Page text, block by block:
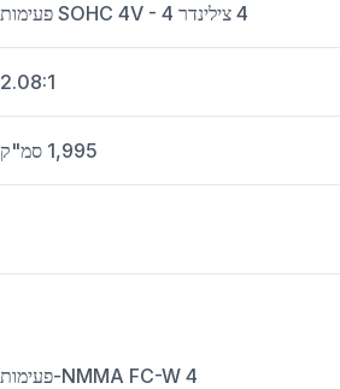
4 צילינדר SOHC 4V - 4 פעימות
2.08:1
1,995 סמ"ק
NMMA FC-W 4-פעימות